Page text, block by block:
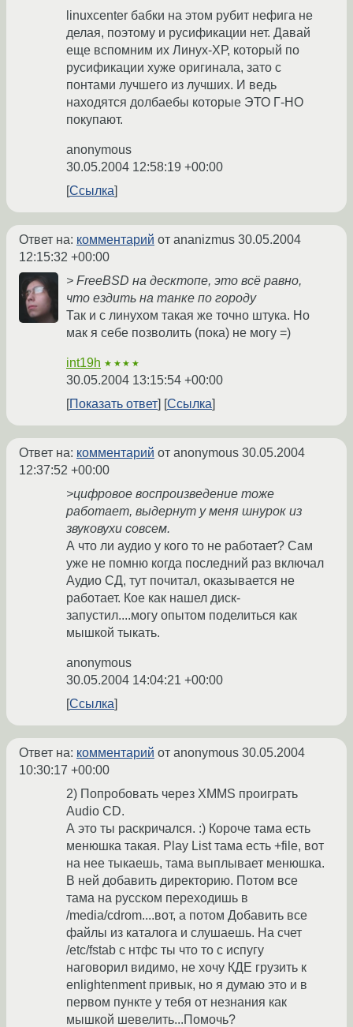
linuxcenter бабки на этом рубит нефига не
делая, поэтому и русификации нет. Давай
еще вспомним их Линух-ХР, который по
русификации хуже оригинала, зато с
понтами лучшего из лучших. И ведь
находятся долбаебы которые ЭТО Г-НО
покупают.
anonymous
30.05.2004 12:58:19 +00:00
Ссылка
Ответ на: комментарий от ananizmus 30.05.2004
12:15:32 +00:00
> FreeBSD на десктопе, это всё равно,
что ездить на танке по городу
Так и с линухом такая же точно штука. Но
мак я себе позволить (пока) не могу =)
int19h ★★★★
30.05.2004 13:15:54 +00:00
Показать ответ
Ссылка
Ответ на: комментарий от anonymous 30.05.2004
12:37:52 +00:00
>цифровое воспроизведение тоже
работает, выдернут у меня шнурок из
звуковухи совсем.
А что ли аудио у кого то не работает? Сам
уже не помню когда последний раз включал
Аудио СД, тут почитал, оказывается не
работает. Кое как нашел диск-
запустил....могу опытом поделиться как
мышкой тыкать.
anonymous
30.05.2004 14:04:21 +00:00
Ссылка
Ответ на: комментарий от anonymous 30.05.2004
10:30:17 +00:00
2) Попробовать через XMMS проиграть
Audio CD.
А это ты раскричался. :) Короче тама есть
менюшка такая. Play List тама есть +file, вот
на нее тыкаешь, тама выплывает менюшка.
В ней добавить директорию. Потом все
тама на русском переходишь в
/media/cdrom....вот, а потом Добавить все
файлы из каталога и слушаешь. На счет
/etc/fstab с нтфс ты что то с испугу
наговорил видимо, не хочу КДЕ грузить к
enlightenment привык, но я думаю это и в
первом пункте у тебя от незнания как
мышкой шевелить...Помочь?